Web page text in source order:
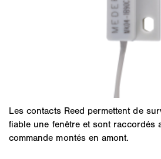
Les contacts Reed permettent de
fiable une fenêtre et sont raccordés
commande montés en amont.